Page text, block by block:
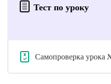
Тест по уроку
Самопроверка урока